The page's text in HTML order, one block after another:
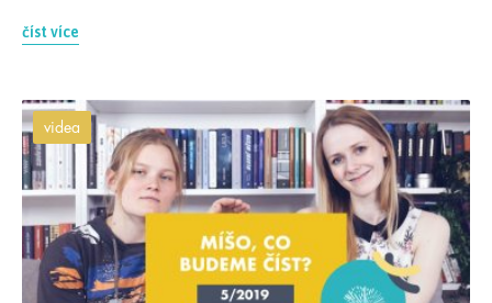
číst více
videa